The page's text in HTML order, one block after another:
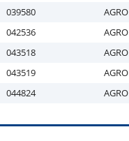
039580
AGRO
042536
AGRO
043518
AGRO
043519
AGRO
044824
AGRO